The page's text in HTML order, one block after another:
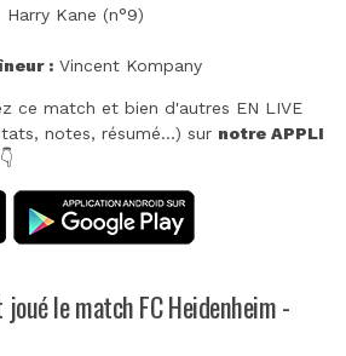
Harry Kane (n°9)
:Vincent Kompany
ce match et bien d'autres EN LIVE
notes, résumé...) sur notre APPLI
le match FC Heidenheim -